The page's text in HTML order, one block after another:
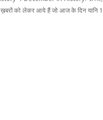
को लेकर आये हैं जो आज के दिन यानि 1